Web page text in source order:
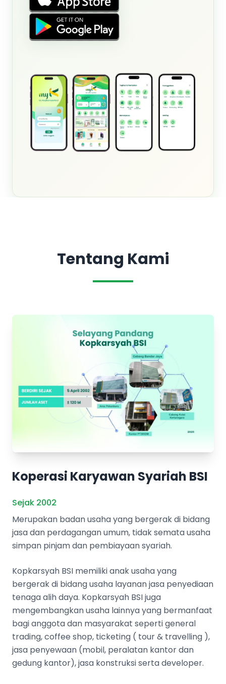
Tentang Kami
Koperasi Karyawan Syariah BSI
Sejak 2002
Merupakan badan usaha yang bergerak di bidang
jasa dan perdagangan umum, tidak semata usaha
simpan pinjam dan pembiayaan syariah.
Kopkarsyah BSI memiliki anak usaha yang
bergerak di bidang usaha layanan jasa penyediaan
tenaga alih daya. Kopkarsyah BSI juga
mengembangkan usaha lainnya yang bermanfaat
bagi anggota dan masyarakat seperti general
trading, coffee shop, ticketing ( tour & travelling ),
jasa penyewaan (mobil, peralatan kantor dan
gedung kantor), jasa konstruksi serta developer.